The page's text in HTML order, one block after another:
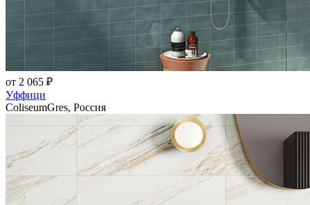
от 2 065 ₽
Уффици
ColiseumGres, Россия